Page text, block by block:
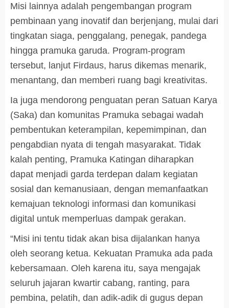
Misi lainnya adalah pengembangan program
pembinaan yang inovatif dan berjenjang, mulai dari
tingkatan siaga, penggalang, penegak, pandega
hingga pramuka garuda. Program-program
tersebut, lanjut Firdaus, harus dikemas menarik,
menantang, dan memberi ruang bagi kreativitas.
Ia juga mendorong penguatan peran Satuan Karya
(Saka) dan komunitas Pramuka sebagai wadah
pembentukan keterampilan, kepemimpinan, dan
pengabdian nyata di tengah masyarakat. Tidak
kalah penting, Pramuka Katingan diharapkan
dapat menjadi garda terdepan dalam kegiatan
sosial dan kemanusiaan, dengan memanfaatkan
kemajuan teknologi informasi dan komunikasi
digital untuk memperluas dampak gerakan.
“Misi ini tentu tidak akan bisa dijalankan hanya
oleh seorang ketua. Kekuatan Pramuka ada pada
kebersamaan. Oleh karena itu, saya mengajak
seluruh jajaran kwartir cabang, ranting, para
pembina, pelatih, dan adik-adik di gugus depan